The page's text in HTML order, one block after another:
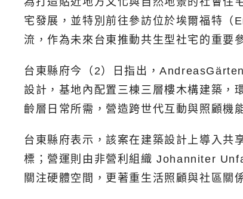
宅發展，並特別前往參訪位於埃爾福特
流，作為未來台東推動共生型社宅的重要
台東縣府今（2）日指出，
設計，基地內配置三棟三層樓木構建築，
齡層日常所需，營造跨世代互動與照顧機
台東縣府表示，該案在建築設計上導入共
標；營運則由非營利組織 Johanniter
關注硬體空間，更著重生活照顧與社區關